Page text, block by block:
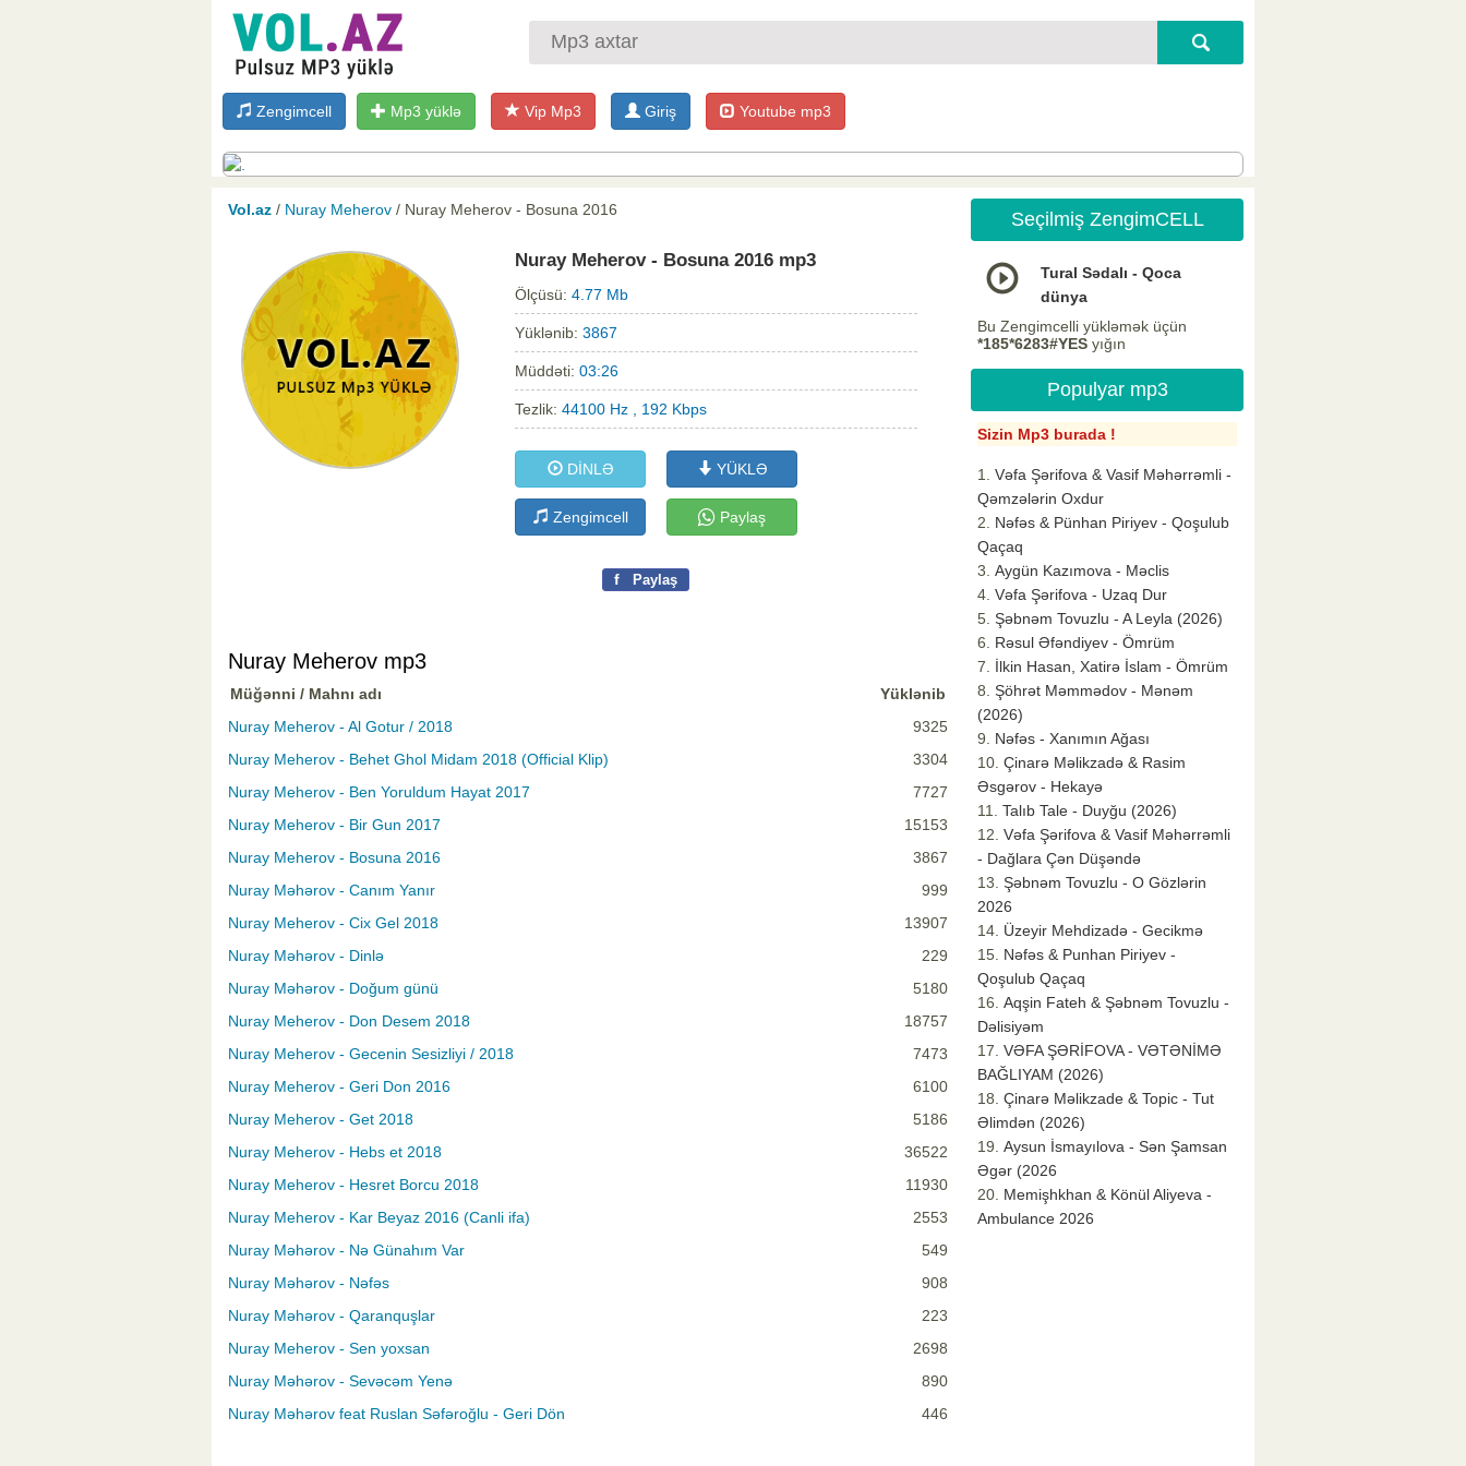
Zengimcell Mp3 yüklə Vip Mp3 Giriş Youtube mp3
Vol.az / Nuray Meherov / Nuray Meherov - Bosuna 2016
Nuray Meherov - Bosuna 2016 mp3
Ölçüsü: 4.77 Mb
Yüklənib: 3867
Müddəti: 03:26
Tezlik: 44100 Hz , 192 Kbps
DİNLƏ YÜKLƏ
Zengimcell Paylaş
f Paylaş
Nuray Meherov mp3
Müğənni / Mahnı adı
Yüklənib
Nuray Meherov - Al Gotur / 2018
9325
Nuray Meherov - Behet Ghol Midam 2018 (Official Klip)
3304
Nuray Meherov - Ben Yoruldum Hayat 2017
7727
Nuray Meherov - Bir Gun 2017
15153
Nuray Meherov - Bosuna 2016
3867
Nuray Məhərov - Canım Yanır
999
Nuray Meherov - Cix Gel 2018
13907
Nuray Məhərov - Dinlə
229
Nuray Məhərov - Doğum günü
5180
Nuray Meherov - Don Desem 2018
18757
Nuray Meherov - Gecenin Sesizliyi / 2018
7473
Nuray Meherov - Geri Don 2016
6100
Nuray Meherov - Get 2018
5186
Nuray Meherov - Hebs et 2018
36522
Nuray Meherov - Hesret Borcu 2018
11930
Nuray Meherov - Kar Beyaz 2016 (Canli ifa)
2553
Nuray Məhərov - Nə Günahım Var
549
Nuray Məhərov - Nəfəs
908
Nuray Məhərov - Qaranquşlar
223
Nuray Meherov - Sen yoxsan
2698
Nuray Məhərov - Sevəcəm Yenə
890
Nuray Məhərov feat Ruslan Səfəroğlu - Geri Dön
446
Seçilmiş ZengimCELL
Tural Sədalı - Qoca
dünya
Bu Zengimcelli yükləmək üçün
*185*6283#YES yığın
Populyar mp3
Sizin Mp3 burada !
Vəfa Şərifova & Vasif Məhərrəmli -
Qəmzələrin Oxdur
Nəfəs & Pünhan Piriyev - Qoşulub
Qaçaq
Aygün Kazımova - Məclis
Vəfa Şərifova - Uzaq Dur
Şəbnəm Tovuzlu - A Leyla (2026)
Rəsul Əfəndiyev - Ömrüm
İlkin Hasan, Xatirə İslam - Ömrüm
Şöhrət Məmmədov - Mənəm
(2026)
Nəfəs - Xanımın Ağası
Çinarə Məlikzadə & Rasim
Əsgərov - Hekayə
Talıb Tale - Duyğu (2026)
Vəfa Şərifova & Vasif Məhərrəmli
- Dağlara Çən Düşəndə
Şəbnəm Tovuzlu - O Gözlərin
2026
Üzeyir Mehdizadə - Gecikmə
Nəfəs & Punhan Piriyev -
Qoşulub Qaçaq
Aqşin Fateh & Şəbnəm Tovuzlu -
Dəlisiyəm
VƏFA ŞƏRİFOVA - VƏTƏNİMƏ
BAĞLIYAM (2026)
Çinarə Məlikzade & Topic - Tut
Əlimdən (2026)
Aysun İsmayılova - Sən Şamsan
Əgər (2026
Memişhkhan & Könül Aliyeva -
Ambulance 2026